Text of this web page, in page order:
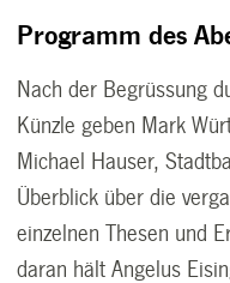
Programm des
Nach der Begrüssung
Künzle geben Mark
Michael Hauser,
Überblick über die
einzelnen Thesen und
daran hält Angelus